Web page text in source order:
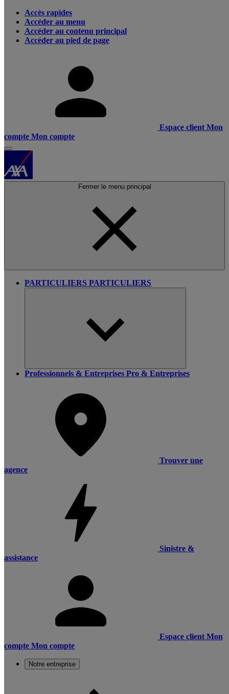
Accès rapides
Accéder au menu
Accéder au contenu principal
Accéder au pied de page
Espace client Mon
compte Mon compte
Fermer le menu principal
PARTICULIERS PARTICULIERS
Professionnels & Entreprises Pro & Entreprises
Trouver une
agence
Sinistre &
assistance
Espace client Mon
compte Mon compte
Notre entreprise